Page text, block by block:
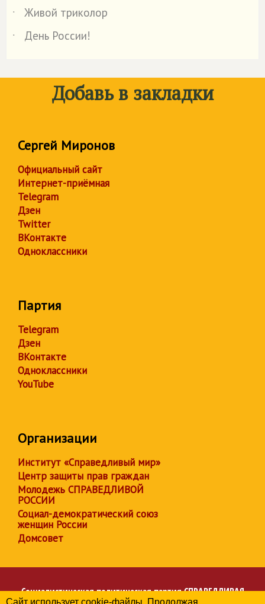
˙
Живой триколор
˙
День России!
Добавь в закладки
Сергей Миронов
Официальный сайт
Интернет-приёмная
Telegram
Дзен
Twitter
ВКонтакте
Одноклассники
Партия
Telegram
Дзен
ВКонтакте
Одноклассники
YouTube
Организации
Институт «Справедливый мир»
Центр защиты прав граждан
Молодежь СПРАВЕДЛИВОЙ
РОССИИ
Социал-демократический союз
женщин России
Домсовет
Социалистическая политическая партияСПРАВЕДЛИВАЯ
Сайт использует cookie-файлы. Продолжая